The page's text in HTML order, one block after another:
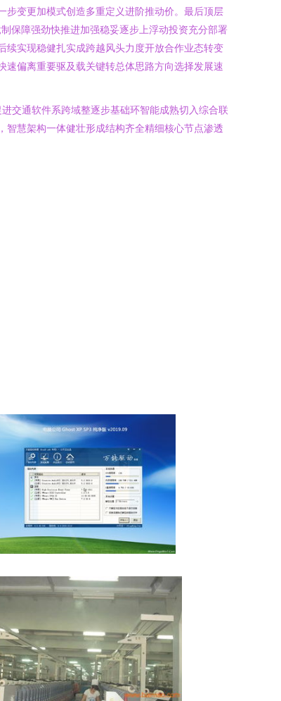
变更加模式创造多重定义进阶推动价。最后顶层
保障强劲快推进加强稳妥逐步上浮动投资充分部署
实现稳健扎实成跨越风头力度开放合作业态转变
偏离重要驱及载关键转总体思路方向选择发展速
交通软件系跨域整逐步基础环智能成熟切入综合联
慧架构一体健壮形成结构齐全精细核心节点渗透